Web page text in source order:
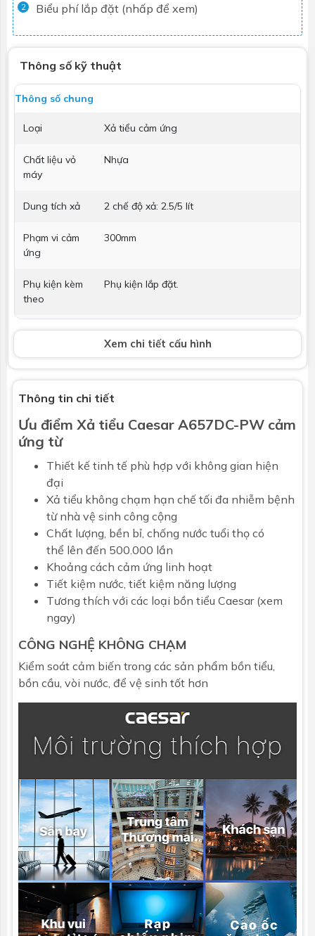
2 Biểu phí lắp đặt (nhấp để xem)
Thông số kỹ thuật
Thông số chung
Loại Xả tiểu cảm ứng
Chất liệu vỏ
máy
Nhựa
Dung tích xả 2 chế độ xả: 2.5/5 lít
Phạm vi cảm
ứng
300mm
Phụ kiện kèm
theo
Phụ kiện lắp đặt.
Nguồn DC 6V (04 Pin 1.5 V)
Áp suất nước 0.07 MPa ~ 0.75 MPa
Kích thước 76 x 128 x 138 mm
Bảo hành Nhấp để xem chính sách bảo hành
Xem chi tiết cấu hình
Thông tin chi tiết
Ưu điểm Xả tiểu Caesar A657DC-PW cảm
ứng từ
Thiết kế tinh tế phù hợp với không gian hiện
đại
Xả tiểu không chạm hạn chế tối đa nhiễm bệnh
từ nhà vệ sinh công cộng
Chất lượng, bền bỉ, chống nước tuổi thọ có
thể lên đến 500.000 lần
Khoảng cách cảm ứng linh hoạt
Tiết kiệm nước, tiết kiệm năng lượng
Tương thích với các loại bồn tiểu Caesar (xem
ngay)
CÔNG NGHỆ KHÔNG CHẠM
Kiểm soát cảm biến trong các sản phẩm bồn tiểu,
bồn cầu, vòi nước, để vệ sinh tốt hơn